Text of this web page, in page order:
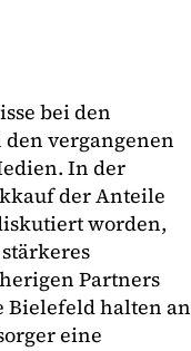
bei den
vergangenen
In der
der Anteile
worden,
Partners
Bielefeld halten an
eine